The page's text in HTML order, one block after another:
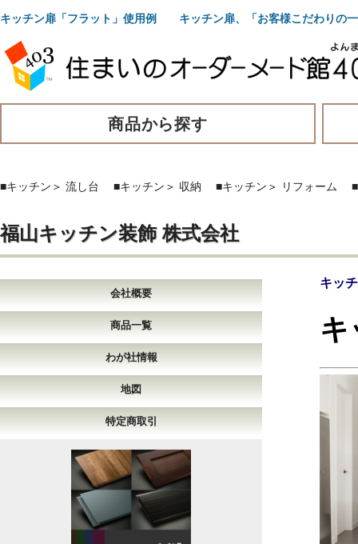
キッチン扉「フラット」使用例 キッチン扉、「お客様こだわりの
商品から探す
■キッチン ＞ 流し台 ■キッチン ＞ 収納 ■キッチン ＞ リフォーム
福山キッチン装飾 株式会社
会社概要
商品一覧
わが社情報
地図
特定商取引
キッ
キ